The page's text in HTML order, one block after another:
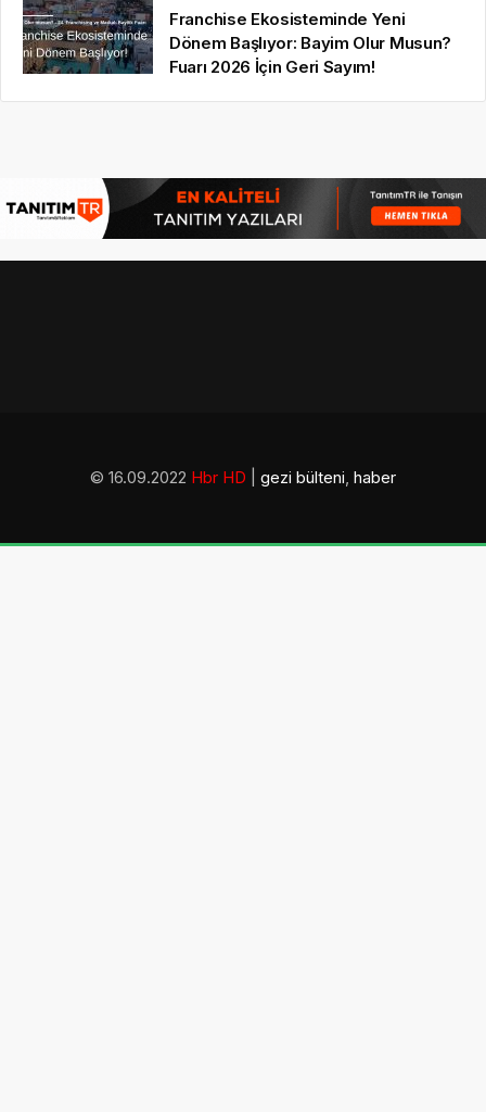
Franchise Ekosisteminde Yeni
Dönem Başlıyor: Bayim Olur Musun?
Fuarı 2026 İçin Geri Sayım!
© 16.09.2022 Hbr HD gezi bülteni, haber